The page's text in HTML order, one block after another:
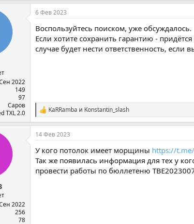
2022
149
97
Саров
TXL 2.0
6 Фев 2023
Воспользуйтесь поиском, уже обсуждалось.
Если хотите сохранить гарантию -
случае будет нести ответственность, если
С
и
м
п
т
и
:
KaRRamba и Konstantin_slash
2022
256
78
14 Фев 2023
У кого потолок имеет морщины https://
Так же появилась информация для тех у
провести работы по бюллетеню